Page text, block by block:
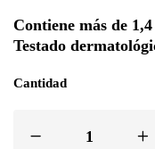
Contiene más de
Testado
Cantidad